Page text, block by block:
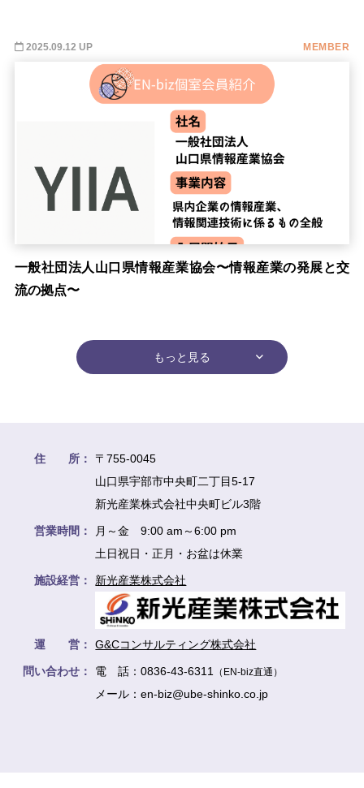
2025.09.12 UP MEMBER
一般社団法人山口県情報産業協会〜情報産業の発展と交
流の拠点〜
もっと見る
住 所：
〒755-0045
山口県宇部市中央町二丁目5-17
新光産業株式会社中央町ビル3階
営業時間：
月～金 9:00 am～6:00 pm
土日祝日・正月・お盆は休業
施設経営： 新光産業株式会社
運 営： G&Cコンサルティング株式会社
問い合わせ： 電 話：0836-43-6311 （EN-biz直通）
メール：en-biz@ube-shinko.co.jp